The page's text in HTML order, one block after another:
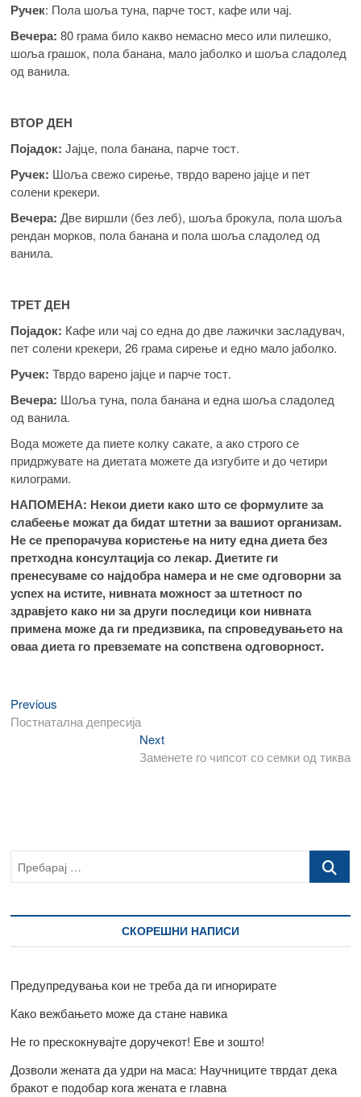
Ручек: Пола шоља туна, парче тост, кафе или чај.
Вечера: 80 грама било какво немасно месо или пилешко,
шоља грашок, пола банана, мало јаболко и шоља сладолед
од ванила.
ВТОР ДЕН
Појадок: Јајце, пола банана, парче тост.
Ручек: Шоља свежо сирење, тврдо варено јајце и пет
солени крекери.
Вечера: Две виршли (без леб), шоља брокула, пола шоља
рендан морков, пола банана и пола шоља сладолед од
ванила.
ТРЕТ ДЕН
Појадок: Кафе или чај со една до две лажички засладувач,
пет солени крекери, 26 грама сирење и едно мало јаболко.
Ручек: Тврдо варено јајце и парче тост.
Вечера: Шоља туна, пола банана и една шоља сладолед
од ванила.
Вода можете да пиете колку сакате, а ако строго се
придржувате на диетата можете да изгубите и до четири
килограми.
НАПОМЕНА: Некои диети како што се формулите за
слабеење можат да бидат штетни за вашиот организам.
Не се препорачува користење на ниту една диета без
претходна консултација со лекар. Диетите ги
пренесуваме со најдобра намера и не сме одговорни за
успех на истите, нивната можност за штетност по
здравјето како ни за други последици кои нивната
примена може да ги предизвика, па спроведувањето на
оваа диета го превземате на сопствена одговорност.
Навигација
на
Previous
post:
Постнатална депресија
NextNext
post:
Заменете го чипсот со семки од тиква
Пребарај
СКОРЕШНИ НАПИСИ
Предупредувања кои не треба да ги игнорирате
Како вежбањето може да стане навика
Не го прескокнувајте доручекот! Еве и зошто!
Дозволи жената да удри на маса: Научниците тврдат дека
бракот е подобар кога жената е главна